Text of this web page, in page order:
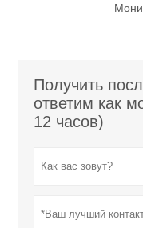
Получить
ответим как
12 часов)